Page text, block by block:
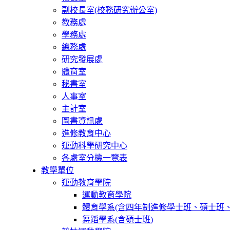
副校長室(校務研究辦公室)
教務處
學務處
總務處
研究發展處
體育室
秘書室
人事室
主計室
圖書資訊處
進修教育中心
運動科學研究中心
各處室分機一覽表
教學單位
運動教育學院
運動教育學院
體育學系(含四年制進修學士班、碩士班
舞蹈學系(含碩士班)